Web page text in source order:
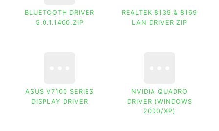
BLUETOOTH DRIVER
5.0.1.1400.ZIP
REALTEK 8139 & 8169
LAN DRIVER.ZIP
ASUS V7100 SERIES
DISPLAY DRIVER
NVIDIA QUADRO
DRIVER (WINDOWS
2000/XP)